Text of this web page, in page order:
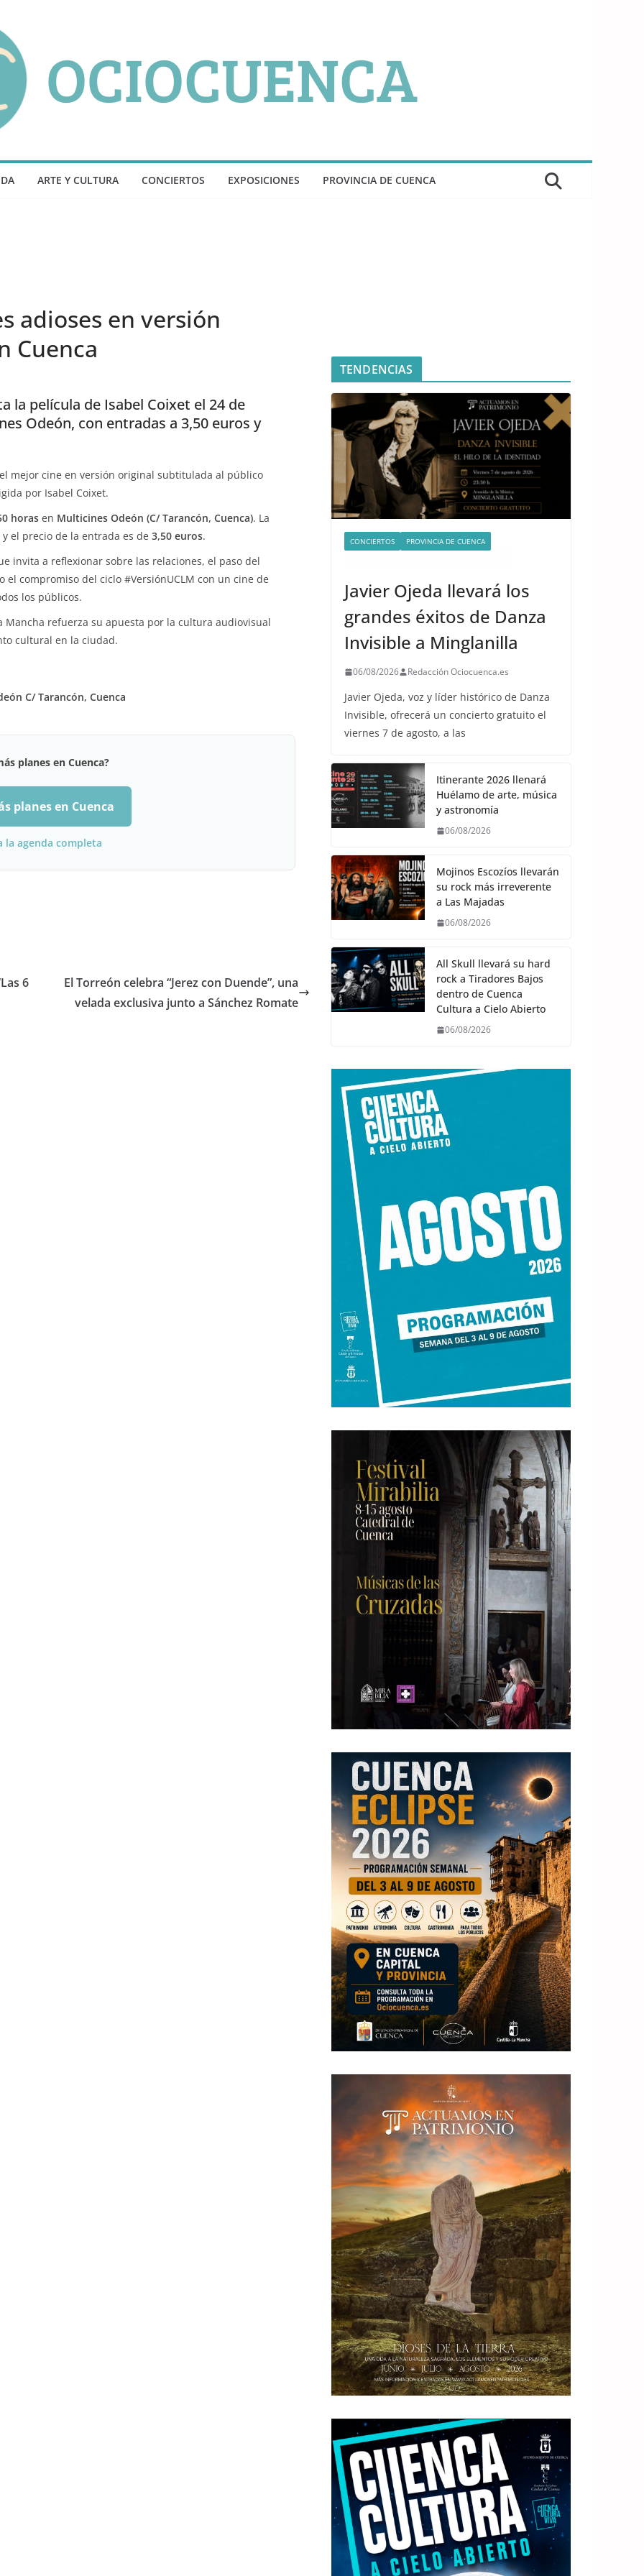
ARTE Y CULTURA CONCIERTOS EXPOSICIONES PROVINCIA DE CUENCA
adioses en versión
Cuenca
la película de Isabel Coixet el 24 de
Odeón, con entradas a 3,50 euros y
mejor cine en versión original subtitulada al público
por Isabel Coixet.
horas en Multicines Odeón (C/ Tarancón, Cuenca). La
el precio de la entrada es de 3,50 euros.
invita a reflexionar sobre las relaciones, el paso del
compromiso del ciclo #VersiónUCLM con un cine de
los públicos.
Mancha refuerza su apuesta por la cultura audiovisual
cultural en la ciudad.
C/ Tarancón, Cuenca
planes en Cuenca?
planes en Cuenca
la agenda completa
6
El Torreón celebra “Jerez con Duende”, una
velada exclusiva junto a Sánchez Romate
TENDENCIAS
CONCIERTOS
PROVINCIA DE CUENCA
Javier Ojeda llevará los
grandes éxitos de Danza
Invisible a Minglanilla
06/08/2026 Redacción Ociocuenca.es
Javier Ojeda, voz y líder histórico de Danza
Invisible, ofrecerá un concierto gratuito el
viernes 7 de agosto, a las
Itinerante 2026 llenará
Huélamo de arte, música
y astronomía
06/08/2026
Mojinos Escozíos llevarán
su rock más irreverente
a Las Majadas
06/08/2026
All Skull llevará su hard
rock a Tiradores Bajos
dentro de Cuenca
Cultura a Cielo Abierto
06/08/2026